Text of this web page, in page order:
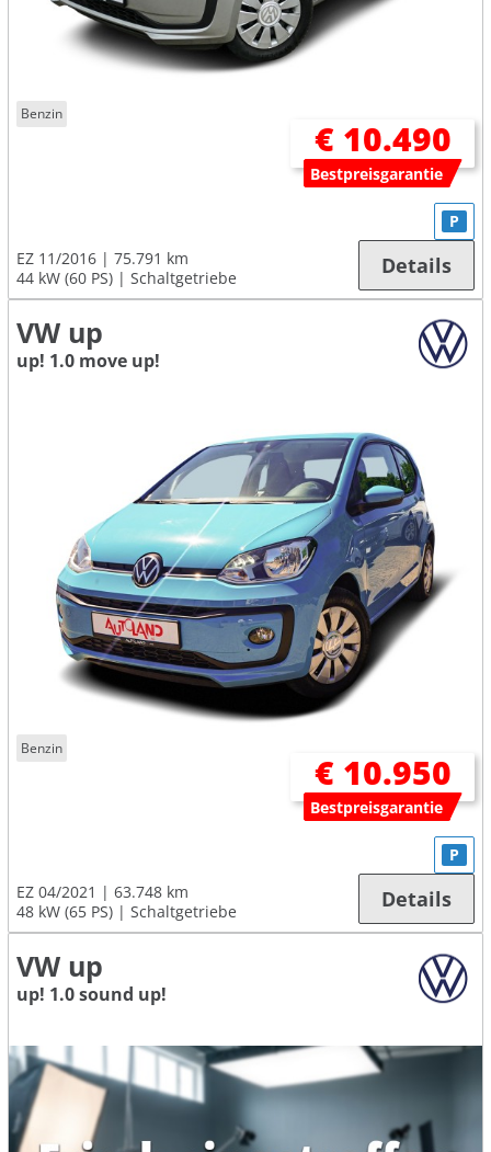
Benzin
€ 10.490
Bestpreisgarantie
EZ 11/2016
75.791 km
44 kW (60 PS)
Schaltgetriebe
P
Details
VW up
up! 1.0 move up!
Benzin
€ 10.950
Bestpreisgarantie
EZ 04/2021
63.748 km
48 kW (65 PS)
Schaltgetriebe
P
Details
VW up
up! 1.0 sound up!